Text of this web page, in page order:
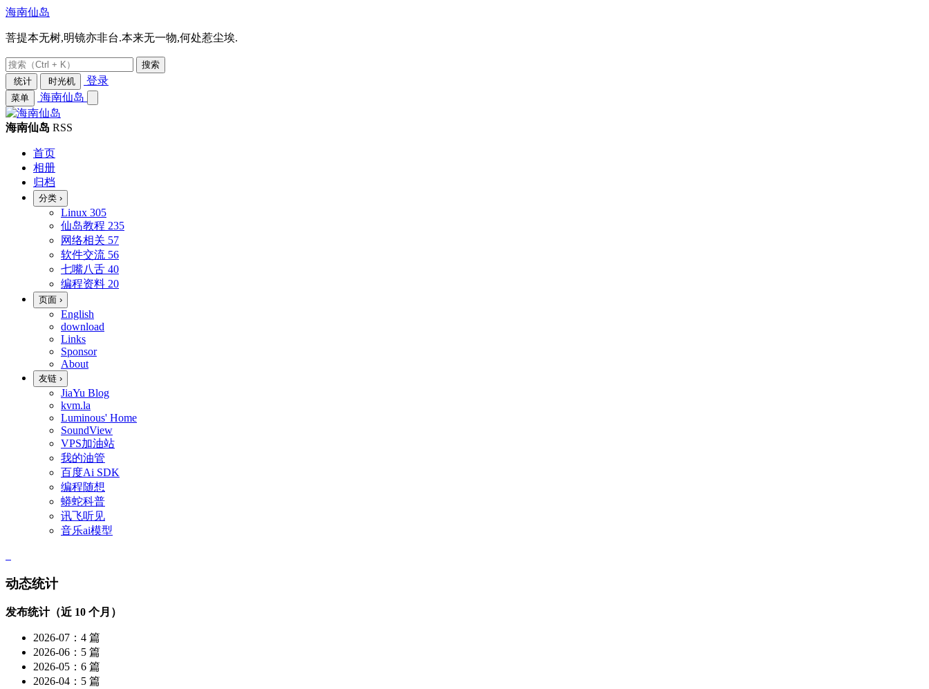
海南仙岛
菩提本无树,明镜亦非台.本来无一物,何处惹尘埃.
搜索
统计
时光机 登录
菜单 海南仙岛
海南仙岛 RSS
首页
相册
归档
分类 ›
Linux 305
仙岛教程 235
网络相关 57
软件交流 56
七嘴八舌 40
编程资料 20
页面 ›
English
download
Links
Sponsor
About
友链 ›
JiaYu Blog
kvm.la
Luminous' Home
SoundView
VPS加油站
我的油管
百度Ai SDK
编程随想
蟒蛇科普
讯飞听见
音乐ai模型
动态统计
发布统计（近 10 个月）
2026-07：4 篇
2026-06：5 篇
2026-05：6 篇
2026-04：5 篇